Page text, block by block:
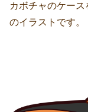
カボチャのケー
のイラストです。